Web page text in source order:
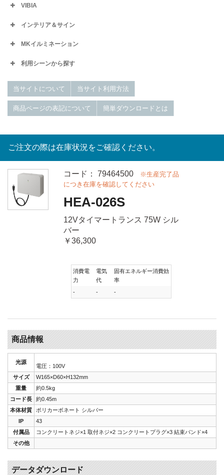
VIBIA
インテリア＆サイン
MKイルミネーション
利用シーンから探す
当サイトについて 当サイト利用方法
商品ページの表記について 簡単ダウンロードとは
ご注文の際は在庫状況をご確認ください。
コード： 79464500 ※生産完了品
につき在庫を確認してください
HEA-026S
12Vタイマートランス 75W シル
バー
￥36,300
消費電
力
電気
代
固有エネルギー消費効
率
-
- -
商品情報
光源
電圧：100V
サイズ
W165×D60×H132mm
重量
約0.5kg
コード長
約0.45m
本体材質
ポリカーボネート シルバー
IP
43
付属品
コンクリートネジ×1 取付ネジ×2 コンクリートプラグ×3 結束バンド×4
その他
データダウンロード